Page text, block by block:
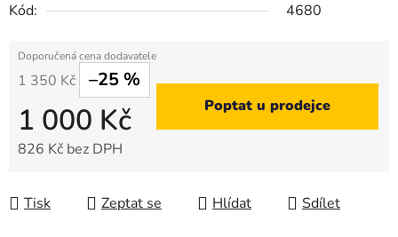
Kód:
4680
1 350 Kč –25 %
1 000 Kč
826 Kč bez DPH
Poptat u prodejce
Tisk Zeptat se Hlídat Sdílet